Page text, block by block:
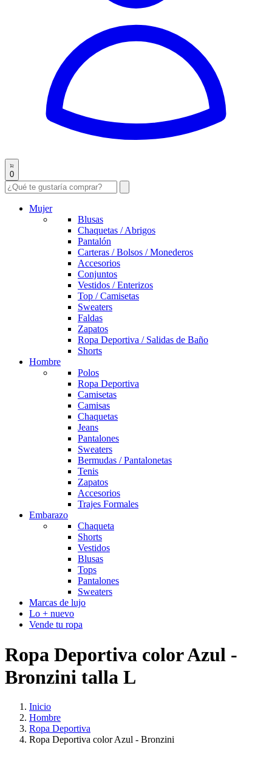
0
Mujer
Blusas
Chaquetas / Abrigos
Pantalón
Carteras / Bolsos / Monederos
Accesorios
Conjuntos
Vestidos / Enterizos
Top / Camisetas
Sweaters
Faldas
Zapatos
Ropa Deportiva / Salidas de Baño
Shorts
Hombre
Polos
Ropa Deportiva
Camisetas
Camisas
Chaquetas
Jeans
Pantalones
Sweaters
Bermudas / Pantalonetas
Tenis
Zapatos
Accesorios
Trajes Formales
Embarazo
Chaqueta
Shorts
Vestidos
Blusas
Tops
Pantalones
Sweaters
Marcas de lujo
Lo + nuevo
Vende tu ropa
Ropa Deportiva color Azul -
Bronzini talla L
Inicio
Hombre
Ropa Deportiva
Ropa Deportiva color Azul - Bronzini